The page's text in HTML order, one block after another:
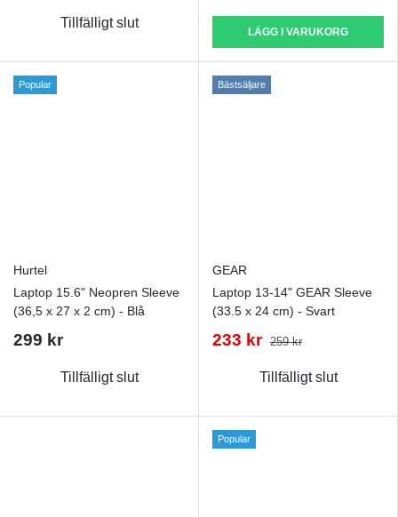
Tillfälligt slut
LÄGG I VARUKORG
Popular
Hurtel
Laptop 15.6" Neopren Sleeve
(36,5 x 27 x 2 cm) - Blå
299 kr
Tillfälligt slut
Bästsäljare
GEAR
Laptop 13-14" GEAR Sleeve
(33.5 x 24 cm) - Svart
233 kr 259 kr
Tillfälligt slut
Popular